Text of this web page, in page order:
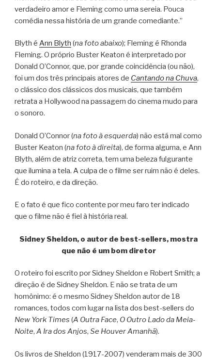
verdadeiro amor e Fleming como uma sereia. Pouca
comédia nessa história de um grande comediante.”
Blyth é Ann Blyth (na foto abaixo); Fleming é Rhonda
Fleming. O próprio Buster Keaton é interpretado por
Donald O’Connor, que, por grande coincidência (ou não),
foi um dos três principais atores de Cantando na Chuva,
o clássico dos clássicos dos musicais, que também
retrata a Hollywood na passagem do cinema mudo para
o sonoro.
Donald O’Connor (na foto à esquerda) não está mal como
Buster Keaton (na foto à direita), de forma alguma, e Ann
Blyth, além de atriz correta, tem uma beleza fulgurante
que ilumina a tela. A culpa de o filme ser ruim não é deles.
É do roteiro, e da direção.
E o fato é que fico contente por meu faro ter indicado
que o filme não é fiel à história real.
Sidney Sheldon, o autor de best-sellers, mostra
que não é um bom diretor
O roteiro foi escrito por Sidney Sheldon e Robert Smith; a
direção é de Sidney Sheldon. E não se trata de um
homônimo: é o mesmo Sidney Sheldon autor de 18
romances, todos com lugar na lista dos best-sellers do
New York Times (A Outra Face, O Outro Lado da Meia-
Noite, A Ira dos Anjos, Se Houver Amanhã).
Os livros de Sheldon (1917-2007) venderam mais de 300